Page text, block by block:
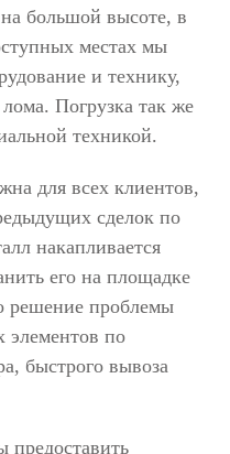
большой высоте, в
местах мы
и технику,
Погрузка так же
техникой.
для всех клиентов,
сделок по
накапливается
его на площадке
решение проблемы
элементов по
быстрого вывоза
предоставить